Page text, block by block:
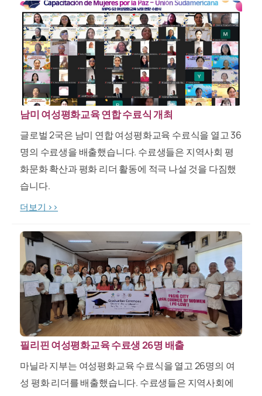
남미 여성평화교육 연합 수료식 개최
글로벌 2국은 남미 연합 여성평화교육 수료식을 열고 36
명의 수료생을 배출했습니다. 수료생들은 지역사회 평
화문화 확산과 평화 리더 활동에 적극 나설 것을 다짐했
습니다.
더보기 >>
필리핀 여성평화교육 수료생 26명 배출
마닐라 지부는 여성평화교육 수료식을 열고 26명의 여
성 평화 리더를 배출했습니다. 수료생들은 지역사회에